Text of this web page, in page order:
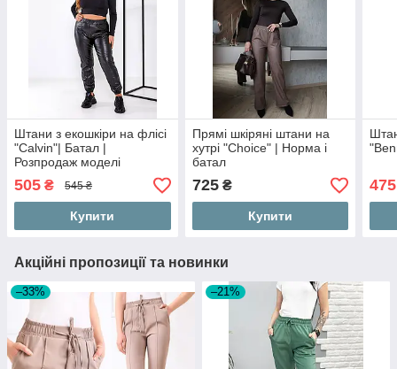
Штани з екошкіри на флісі
"Calvin"| Батал |
Розпродаж моделі
505 ₴ 545 ₴
Купити
Прямі шкіряні штани на
хутрі "Choice" | Норма і
батал
725₴
Купити
475
Акційні пропозиції та новинки
–33% –21%